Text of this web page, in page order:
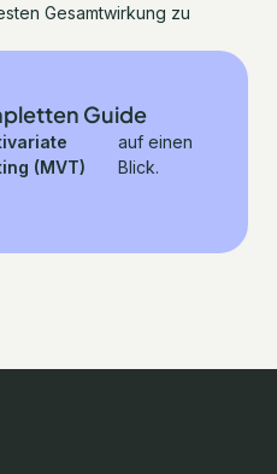
Gesamtwirkung zu
Guide
(MVT)
auf einen
Blick.